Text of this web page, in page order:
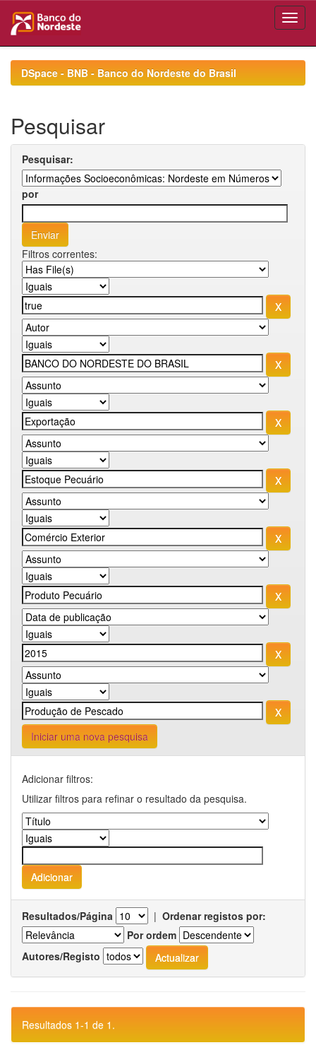
navigationDSpace - BNB - Banco do Nordeste do Brasil
Pesquisar
Pesquisar:
por
Filtros correntes:
Iniciar uma nova pesquisa
Adicionar filtros:
Utilizar filtros para refinar o resultado da pesquisa.
Resultados/Página | Ordenar registos por:
Por ordem
Autores/Registo
Resultados 1-1 de 1.